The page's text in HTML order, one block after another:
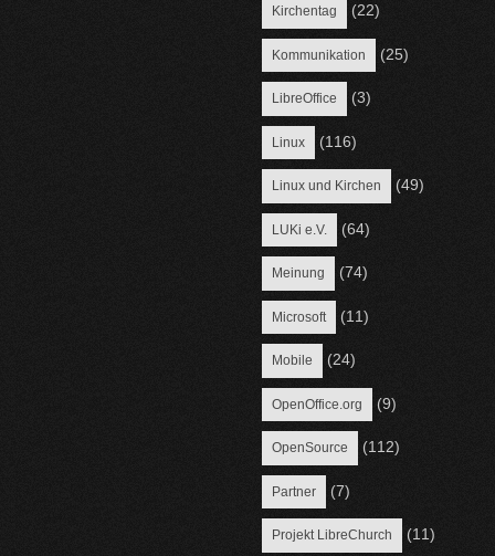
Kirchentag (22)
Kommunikation (25)
LibreOffice (3)
Linux (116)
Linux und Kirchen (49)
LUKi e.V. (64)
Meinung (74)
Microsoft (11)
Mobile (24)
OpenOffice.org (9)
OpenSource (112)
Partner (7)
Projekt LibreChurch (11)